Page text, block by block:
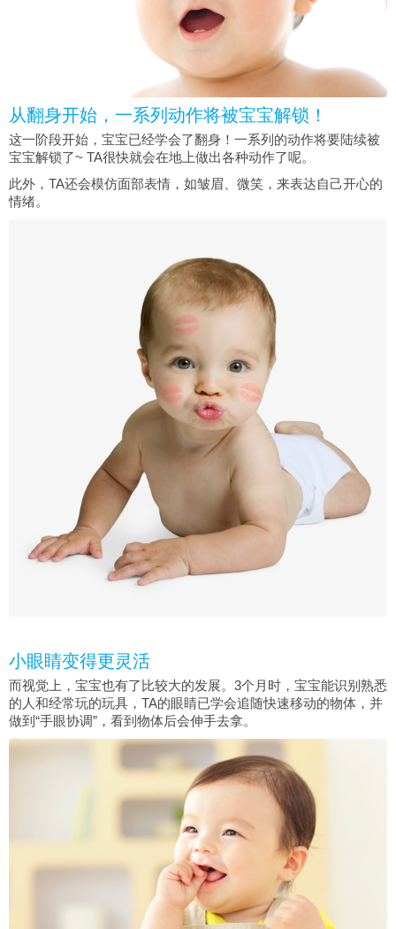
从翻身开始，一系列动作将被宝宝解锁！
这一阶段开始，宝宝已经学会了翻身！一系列的动作将要陆续被
宝宝解锁了~ TA很快就会在地上做出各种动作了呢。
此外，TA还会模仿面部表情，如皱眉、微笑，来表达自己开心的
情绪。
小眼睛变得更灵活
而视觉上，宝宝也有了比较大的发展。3个月时，宝宝能识别熟悉
的人和经常玩的玩具，TA的眼睛已学会追随快速移动的物体，并
做到“手眼协调”，看到物体后会伸手去拿。